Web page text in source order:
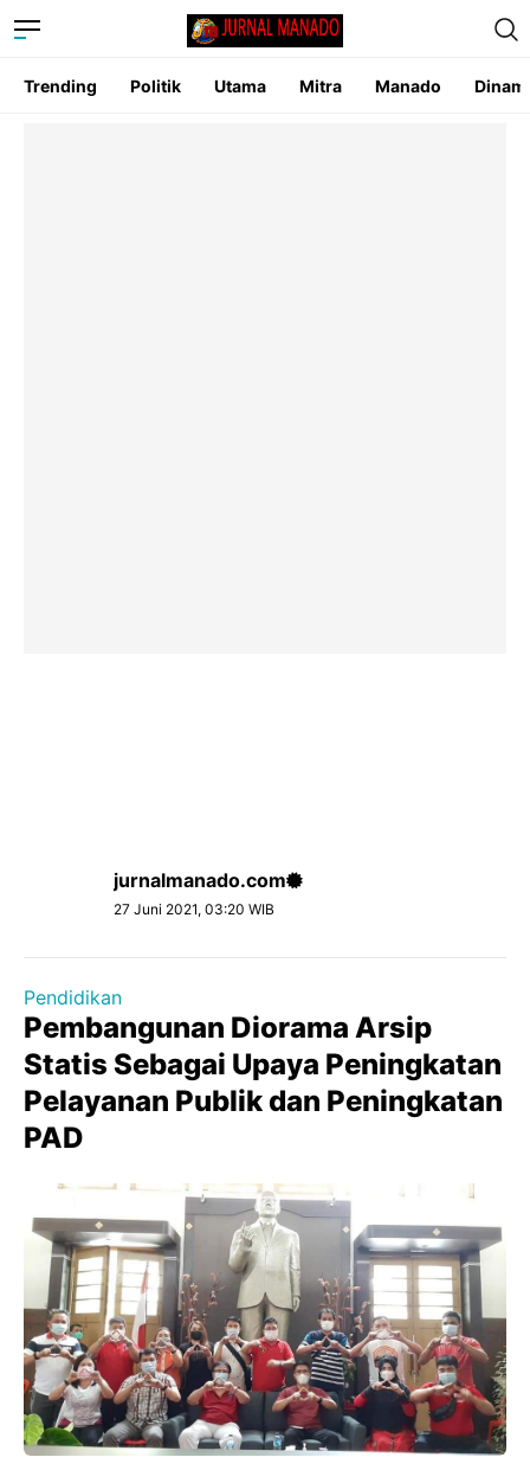
Trending Politik Utama Mitra Manado
jurnalmanado.com
27 Juni 2021, 03:20 WIB
Pendidikan
Pembangunan Diorama Arsip
Statis Sebagai Upaya Peningkatan
Pelayanan Publik dan Peningkatan
PAD